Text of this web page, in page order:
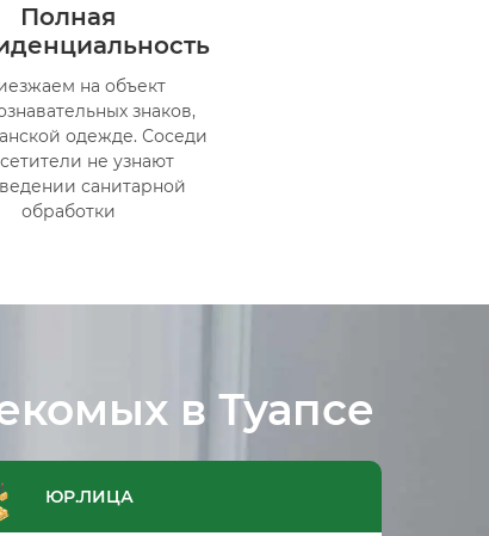
Полная
на объект
знаков,
одежде. Соседи
не узнают
санитарной
обработки
в Туапсе
ЮР.ЛИЦА